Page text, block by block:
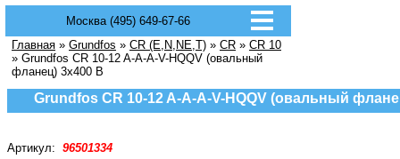
Москва (495) 649-67-66
Главная » Grundfos » CR (E,N,NE,T) » CR » CR 10
» Grundfos CR 10-12 A-A-A-V-HQQV (овальный
фланец) 3х400 В
Grundfos CR 10-12 A-A-A-V-HQQV (овальный
Артикул: 96501334